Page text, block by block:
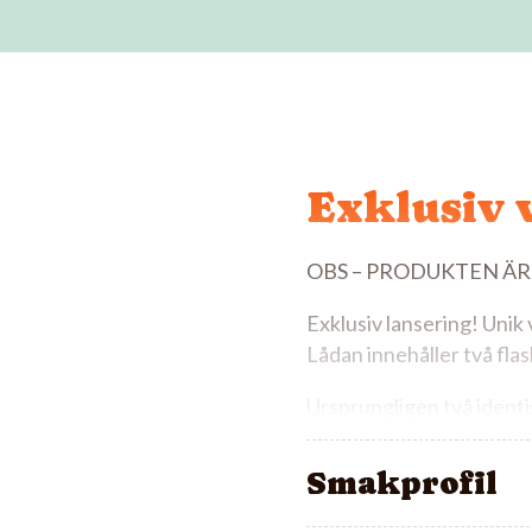
Exklusiv
OBS – PRODUKTEN
Exklusiv lansering!
Lådan innehåller två
andra i ett kallt och
Perle d’Ivoire Nuit-
Lagrad i Louis Bouillots
Smakprofil